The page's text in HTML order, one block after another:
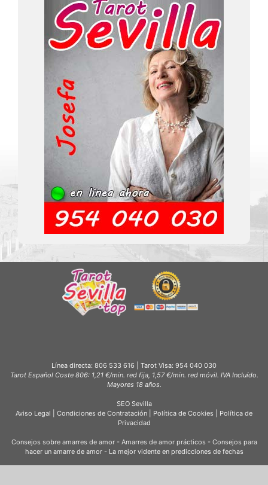
Línea directa: 806 533 616 | Tarot Visa: 954 040 030
Tarot Español Coste 806: 1,21 €/min. red fija, 1,57 €/min. red móvil. IVA Incluído.
Mayores 18 años.
SEO Sevilla
Aviso Legal
Condiciones de Contratación Política de Cookies
Política de
Privacidad
Consejos sobre amarres de amor- Amarres de amor prácticos - Consejos para
hacer un amarre de amor- La mejor vidente en predicciones de fechas